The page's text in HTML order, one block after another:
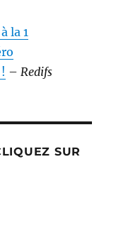
la 1
– Redifs
SUR